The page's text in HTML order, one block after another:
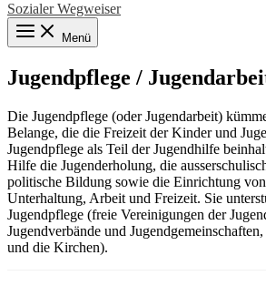
Sozialer Wegweiser
Menü
Jugendpflege /
Die Jugendpflege (oder Jugendarbeit)
Belange, die die Freizeit der Kinder und
Jugendpflege als Teil der Jugendhilfe
Hilfe die Jugenderholung, die
politische Bildung sowie die Einrichtung
Unterhaltung, Arbeit und Freizeit. Sie
Jugendpflege (freie Vereinigungen der
Jugendverbände und
und die Kirchen).